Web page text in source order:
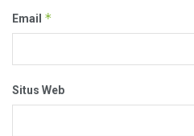
Email *
Situs Web